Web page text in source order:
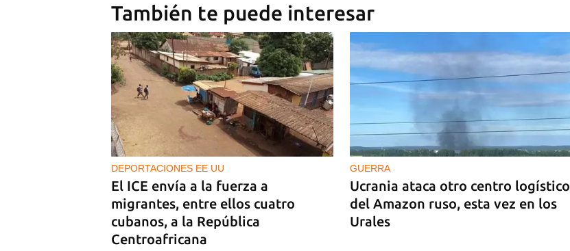
También te puede interesar
DEPORTACIONES EE UU
El ICE envía a la fuerza a
migrantes, entre ellos cuatro
cubanos, a la República
Centroafricana
GUERRA
Ucrania ataca otro centro logístico
del Amazon ruso, esta vez en los
Urales